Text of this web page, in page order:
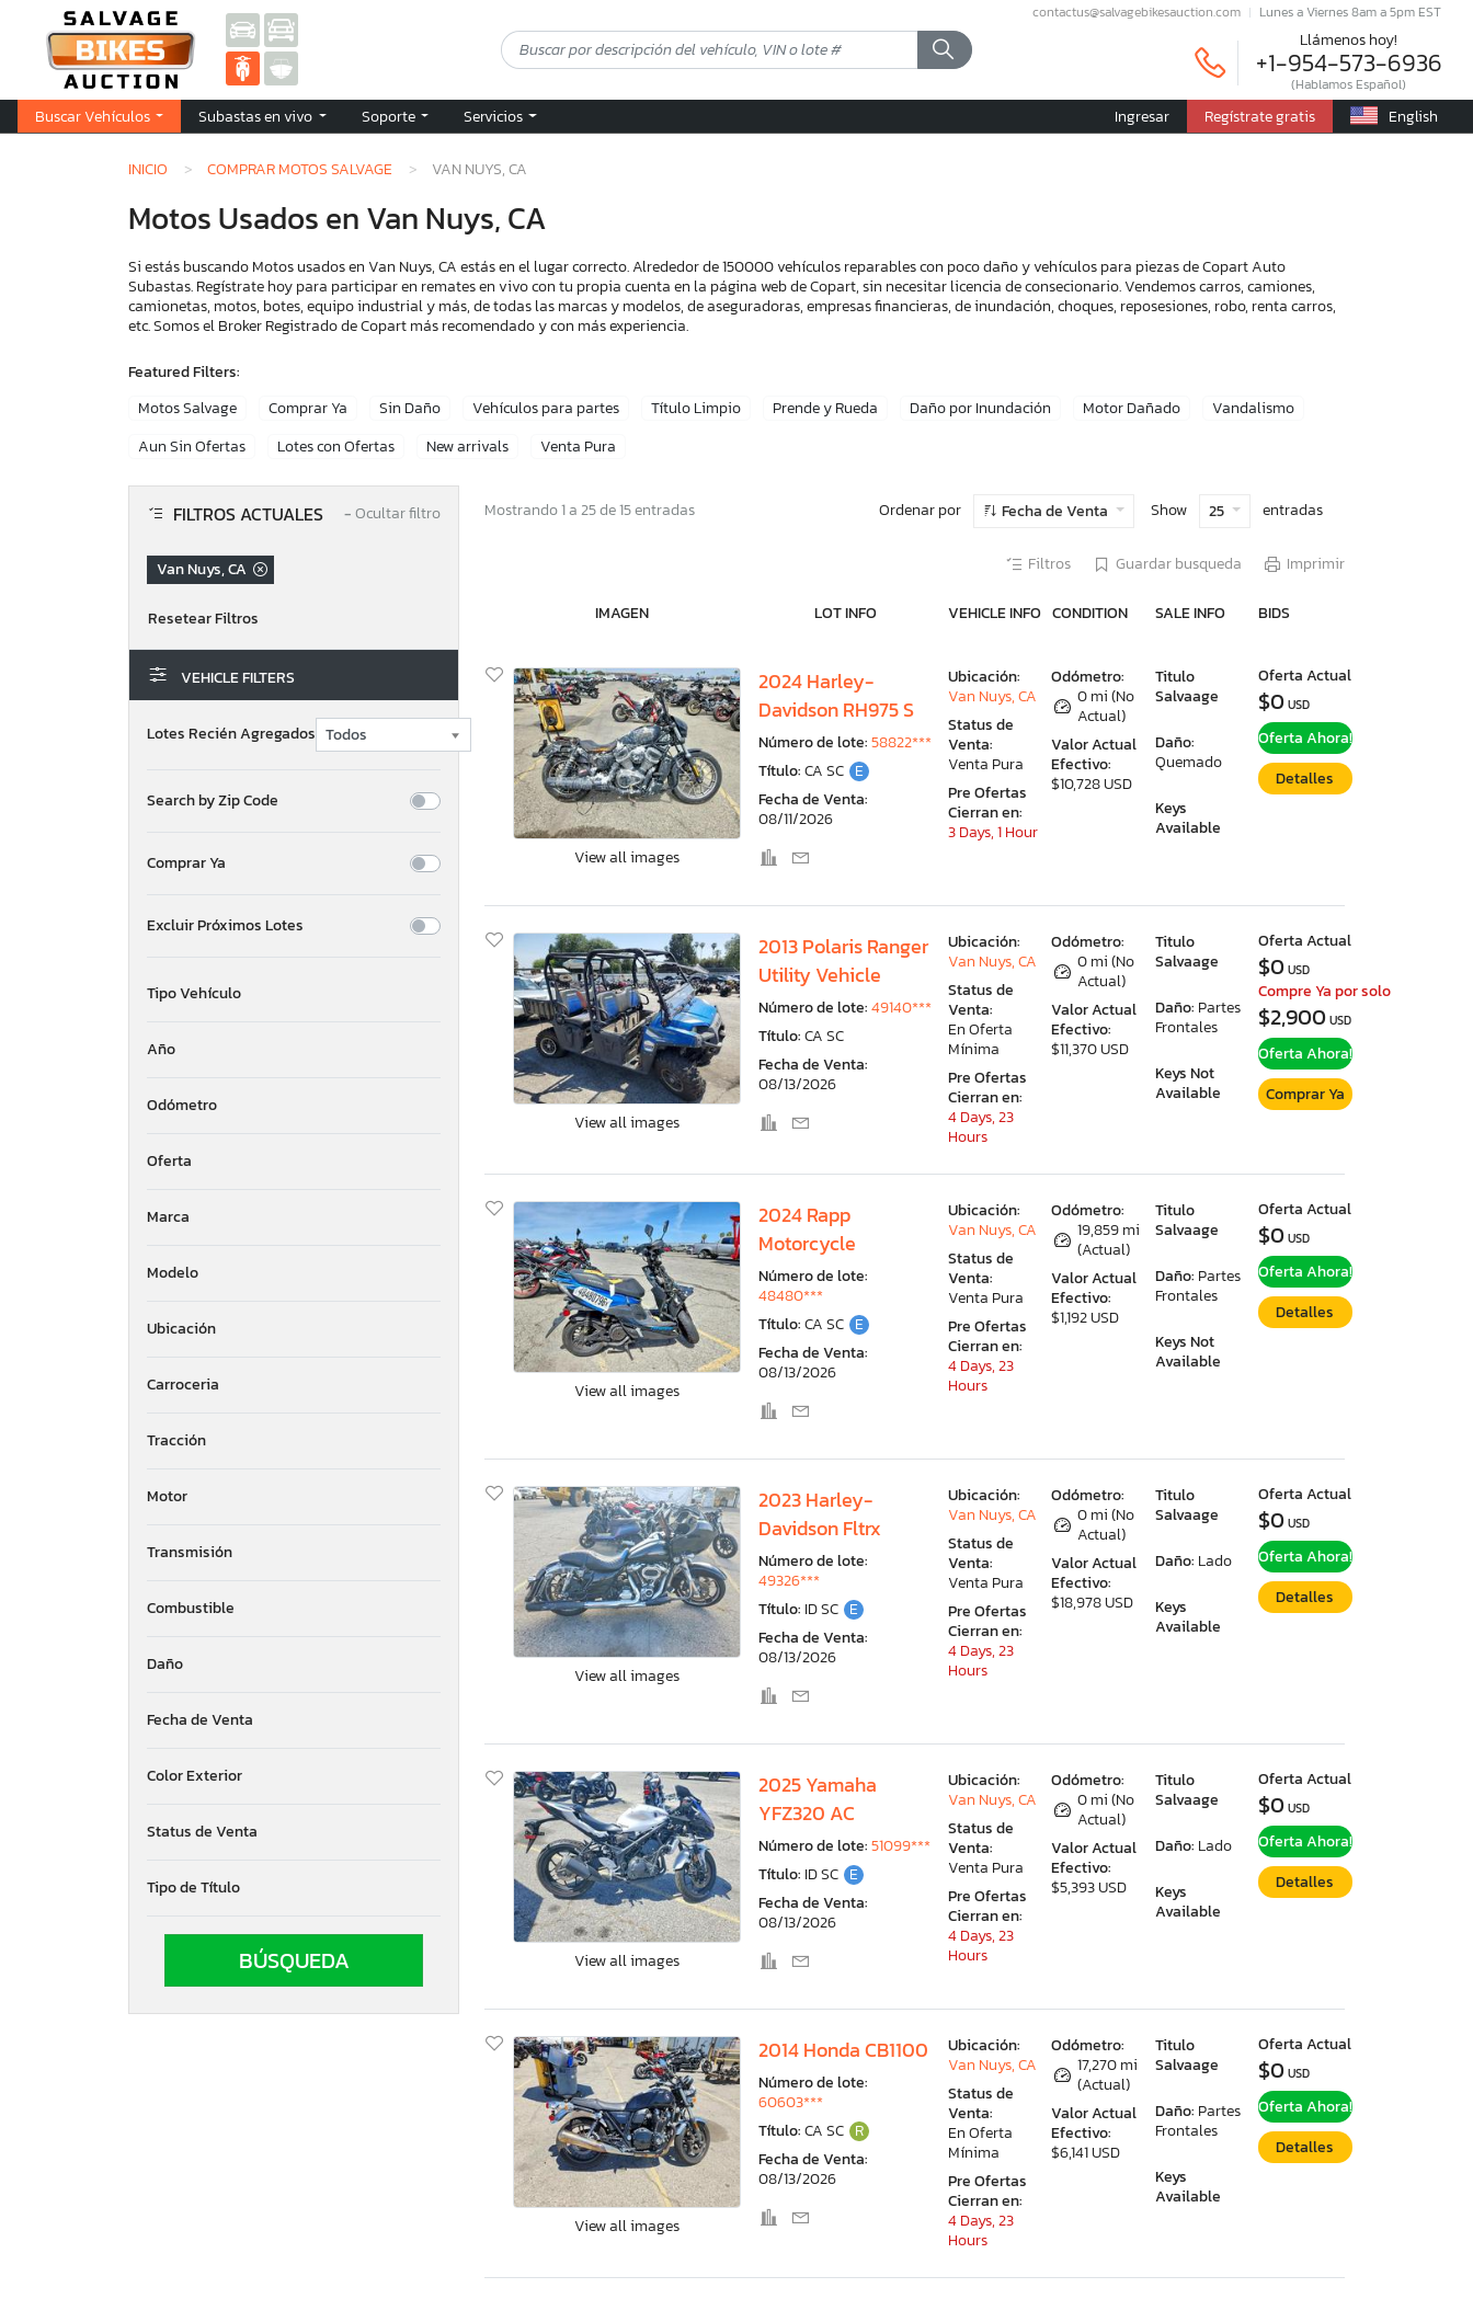
contactus@salvagebikesauction.com Lunes a Viernes 8am a 5pm EST
Llámenos hoy!
+1-954-573-6936
(Hablamos Español)
Buscar Vehículos Subastas en vivo Soporte Servicios Ingresar Regístrate gratis English
INICIO COMPRAR MOTOS SALVAGE VAN NUYS, CA
Motos Usados en Van Nuys, CA
Si estás buscando Motos usados en Van Nuys, CA estás en el lugar correcto. Alrededor de 150000 vehículos reparables con poco daño y vehículos para piezas de Copart Auto
Subastas. Regístrate hoy para participar en remates en vivo con tu propia cuenta en la página web de Copart, sin necesitar licencia de consecionario. Vendemos carros, camiones,
camionetas, motos, botes, equipo industrial y más, de todas las marcas y modelos, de aseguradoras, empresas financieras, de inundación, choques, reposesiones, robo, renta carros,
etc. Somos el Broker Registrado de Copart más recomendado y con más experiencia.
Featured Filters:
Motos Salvage
Comprar Ya Sin Daño Vehículos para partes Título Limpio Prende y Rueda Daño por Inundación Motor Dañado
Vandalismo
Aun Sin Ofertas
Lotes con Ofertas New arrivals Venta Pura
FILTROS ACTUALES −Ocultar filtro
Van Nuys, CA
VEHICLE FILTERS
Lotes Recién Agregados
Search by Zip Code
Comprar Ya
Excluir Próximos Lotes
Tipo Vehículo
Año
Odómetro
Oferta
Marca
Modelo
Ubicación
Carroceria
Tracción
Motor
Transmisión
Combustible
Daño
Fecha de Venta
Color Exterior
Status de Venta
Tipo de Título
Mostrando 1 a 25 de 15 entradas Ordenar por Fecha de Venta Show 25 entradas
Filtros Guardar busqueda Imprimir
IMAGEN LOT INFO VEHICLE INFO CONDITION SALE INFO BIDS
View all images
2024 Harley-
Davidson RH975 S
Número de lote:58822***
Título:CA SC E
Fecha de Venta:
08/11/2026
Odómetro:
0 mi (No
Actual)
Valor Actual
Efectivo:
$10,728 USD
Titulo
Salvaage
Daño:
Quemado
Keys
Available
Ubicación:
Van Nuys, CA
Status de
Venta:
Venta Pura
Pre Ofertas
Cierran en:
3 Days, 1 Hour
Oferta Actual
$0USD
Oferta Ahora!
Detalles
View all images
2013 Polaris Ranger
Utility Vehicle
Número de lote:49140***
Título:CA SC
Fecha de Venta:
08/13/2026
Odómetro:
0 mi (No
Actual)
Valor Actual
Efectivo:
$11,370 USD
Titulo
Salvaage
Daño: Partes
Frontales
Keys Not
Available
Ubicación:
Van Nuys, CA
Status de
Venta:
En Oferta
Mínima
Pre Ofertas
Cierran en:
4 Days, 23
Hours
Oferta Actual
$0USD
Compre Ya por solo
$2,900USD
Oferta Ahora!
Comprar Ya
View all images
2024 Rapp
Motorcycle
Número de lote:
48480***
Título:CA SC E
Fecha de Venta:
08/13/2026
Odómetro:
19,859 mi
(Actual)
Valor Actual
Efectivo:
$1,192 USD
Titulo
Salvaage
Daño: Partes
Frontales
Keys Not
Available
Ubicación:
Van Nuys, CA
Status de
Venta:
Venta Pura
Pre Ofertas
Cierran en:
4 Days, 23
Hours
Oferta Actual
$0USD
Oferta Ahora!
Detalles
View all images
2023 Harley-
Davidson Fltrx
Número de lote:
49326***
Título: ID SC E
Fecha de Venta:
08/13/2026
Odómetro:
0 mi (No
Actual)
Valor Actual
Efectivo:
$18,978 USD
Titulo
Salvaage
Daño: Lado
Keys
Available
Ubicación:
Van Nuys, CA
Status de
Venta:
Venta Pura
Pre Ofertas
Cierran en:
4 Days, 23
Hours
Oferta Actual
$0USD
Oferta Ahora!
Detalles
View all images
2025 Yamaha
YFZ320 AC
Número de lote:51099***
Título: ID SC E
Fecha de Venta:
08/13/2026
Odómetro:
0 mi (No
Actual)
Valor Actual
Efectivo:
$5,393 USD
Titulo
Salvaage
Daño: Lado
Keys
Available
Ubicación:
Van Nuys, CA
Status de
Venta:
Venta Pura
Pre Ofertas
Cierran en:
4 Days, 23
Hours
Oferta Actual
$0USD
Oferta Ahora!
Detalles
View all images
2014 Honda CB1100
Número de lote:
60603***
Título:CA SC R
Fecha de Venta:
08/13/2026
Odómetro:
17,270 mi
(Actual)
Valor Actual
Efectivo:
$6,141 USD
Titulo
Salvaage
Daño: Partes
Frontales
Keys
Available
Ubicación:
Van Nuys, CA
Status de
Venta:
En Oferta
Mínima
Pre Ofertas
Cierran en:
4 Days, 23
Hours
Oferta Actual
$0USD
Oferta Ahora!
Detalles